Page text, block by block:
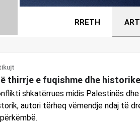
RRETH
thirrje e fuqishme dhe
shkatërrues midis Palestinës
autori tërheq vëmendje ndaj të